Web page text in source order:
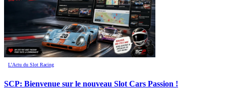
L’Actu du Slot Racing
SCP: Bienvenue sur le nouveau Slot Cars Passion !